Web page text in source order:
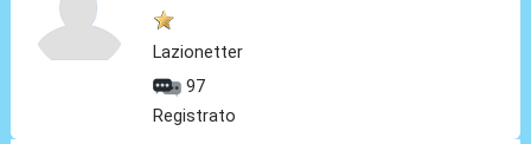
Lazionetter
97
Registrato